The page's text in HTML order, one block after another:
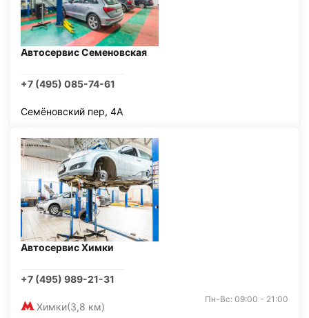
Автосервис Семеновская
+7 (495) 085-74-61
Семёновский пер, 4А
Автосервис Химки
+7 (495) 989-21-31
Химки(3,8 км)
Пн-Вс: 09:00 - 21:00